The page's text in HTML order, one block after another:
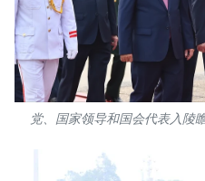
党、国家领导和国会代表入陵